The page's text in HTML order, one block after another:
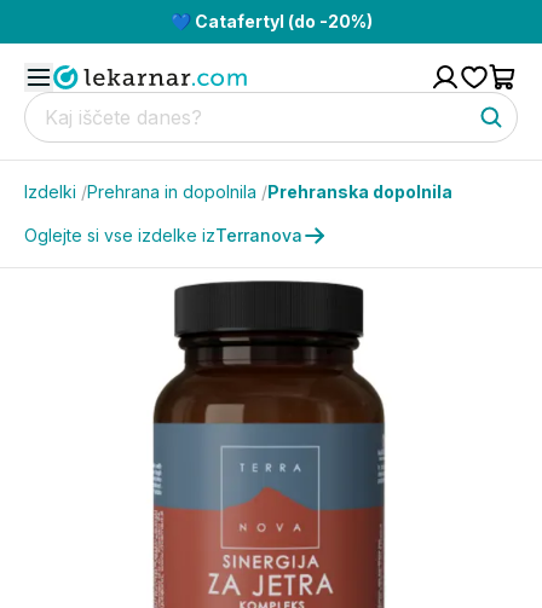
💙 Catafertyl (do -20%)
Izdelki /Prehrana in dopolnila /Prehranska dopolnila
Oglejte si vse izdelke izTerranova